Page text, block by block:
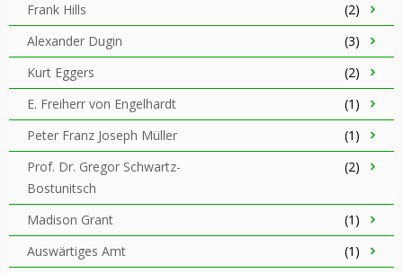
Frank Hills
(2)
Alexander Dugin
(3)
Kurt Eggers
(2)
E. Freiherr von Engelhardt
(1)
Peter Franz Joseph Müller
(1)
Prof. Dr. Gregor Schwartz-
Bostunitsch
(2)
Madison Grant
(1)
Auswärtiges Amt
(1)